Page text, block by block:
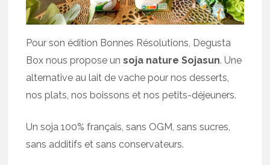
Pour son édition Bonnes Résolutions, Degusta
Box nous propose unsoja nature Sojasun. Une
alternative au lait de vache pour nos desserts,
nos plats, nos boissons et nos petits-déjeuners.
Un soja 100% français, sans OGM, sans sucres,
sans additifs et sans conservateurs.